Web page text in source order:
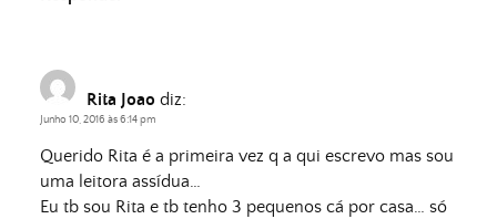
Rita Joao diz:
Junho 10, 2016 às 6:14 pm
Querido Rita é a primeira vez q a qui escrevo mas sou
uma leitora assídua…
Eu tb sou Rita e tb tenho 3 pequenos cá por casa… só